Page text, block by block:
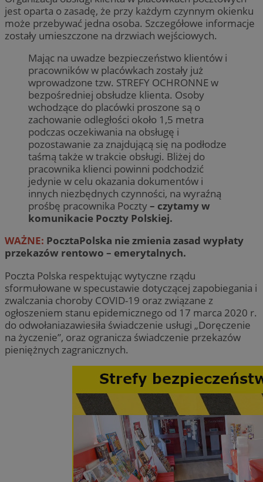
jest oparta o zasadę, że przy każdym czynnym okienku
może przebywać jedna osoba. Szczegółowe informacje
zostały umieszczone na drzwiach wejściowych.
Mając na uwadze bezpieczeństwo klientów i
pracowników w placówkach zostały już
wprowadzone tzw. STREFY OCHRONNE w
bezpośredniej obsłudze klienta. Osoby
wchodzące do placówki proszone są o
zachowanie odległości około 1,5 metra
podczas oczekiwania na obsługę i
pozostawanie za znajdującą się na podłodze
taśmą także w trakcie obsługi. Bliżej do
pracownika klienci powinni podchodzić
jedynie w celu okazania dokumentów i
innych niezbędnych czynności, na wyraźną
prośbę pracownika Poczty– czytamy w
komunikacie Poczty Polskiej.
WAŻNE: PocztaPolska nie zmienia zasad wypłaty
przekazów rentowo – emerytalnych.
Poczta Polska respektując wytyczne rządu
sformułowane w specustawie dotyczącej zapobiegania i
zwalczania choroby COVID-19 oraz związane z
ogłoszeniem stanu epidemicznego od 17 marca 2020 r.
do odwołaniazawiesiła świadczenie usługi „Doręczenie
na życzenie”, oraz ogranicza świadczenie przekazów
pieniężnych zagranicznych.